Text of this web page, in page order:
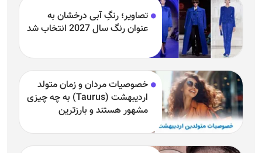
تصاویر؛ رنگِ آبی درخشان به
عنوان رنگ سال 2027 انتخاب شد
خصوصیات مردان و زمان متولد
اردیبهشت (Taurus) به چه چیزی
مشهور هستند و بارزترین